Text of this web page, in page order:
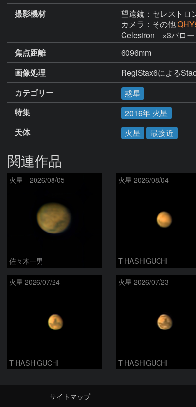
撮影機材
望遠鏡：セレストロ
カメラ：その他
Celestron　×3バロ
焦点距離
6096mm
画像処理
RegiStax6による
カテゴリー
惑星
特集
2016年 火星
天体
火星 最接近
関連作品
火星 2026/08/05
佐々木一男
火星 2026/08/04
T-HASHIGUCHI
火星 2026/07/24
T-HASHIGUCHI
火星 2026/07/23
T-HASHIGUCHI
サイトマップ